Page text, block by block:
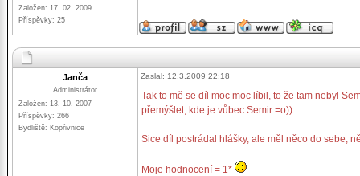
Založen: 17. 02. 2009
Příspěvky: 25
Janča
Administrátor
Založen: 13. 10. 2007
Příspěvky: 266
Bydliště: Kopřivnice
Zaslal: 12.3.2009 22:18
Tak to mě se díl moc moc líbil, to že tam nebyl
přemýšlet, kde je vůbec Semir =o)).
Sice díl postrádal hlášky, ale měl něco do sebe,
Moje hodnocení = 1*